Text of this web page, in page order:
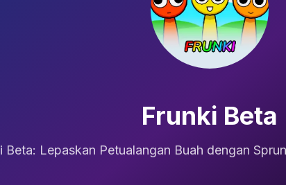
Frunki Beta
Beta: Lepaskan Petualangan Buah dengan